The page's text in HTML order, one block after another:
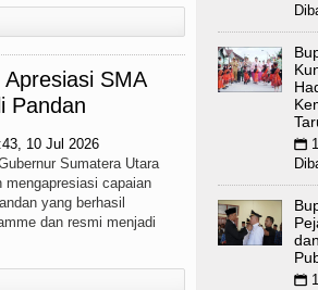
SMA
Pandan
10 Jul 2026
Sumatera Utara
capaian
yang berhasil
dan resmi menjadi
📅
📅